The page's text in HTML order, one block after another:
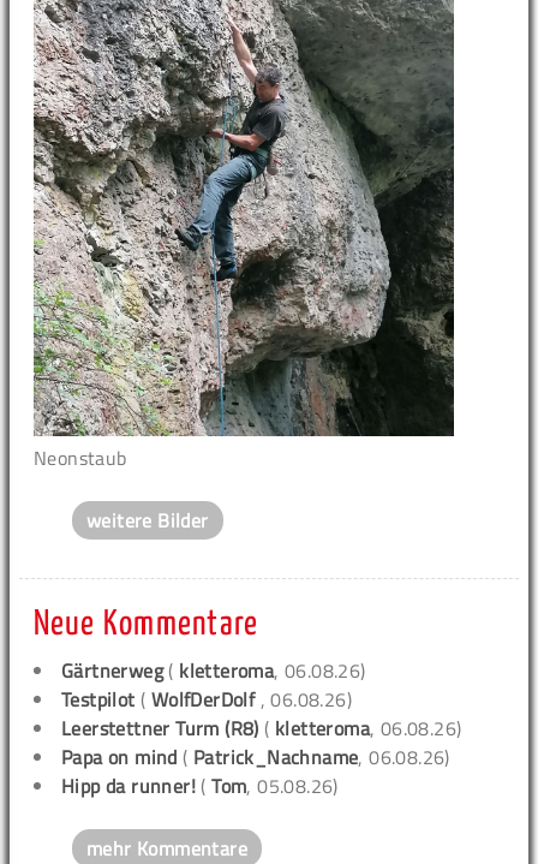
Neonstaub
weitere Bilder
Neue Kommentare
Gärtnerweg( kletteroma, 06.08.26)
Testpilot ( WolfDerDolf , 06.08.26)
Leerstettner Turm (R8) ( kletteroma, 06.08.26)
Papa on mind ( Patrick_Nachname, 06.08.26)
Hipp da runner! (Tom, 05.08.26)
mehr Kommentare